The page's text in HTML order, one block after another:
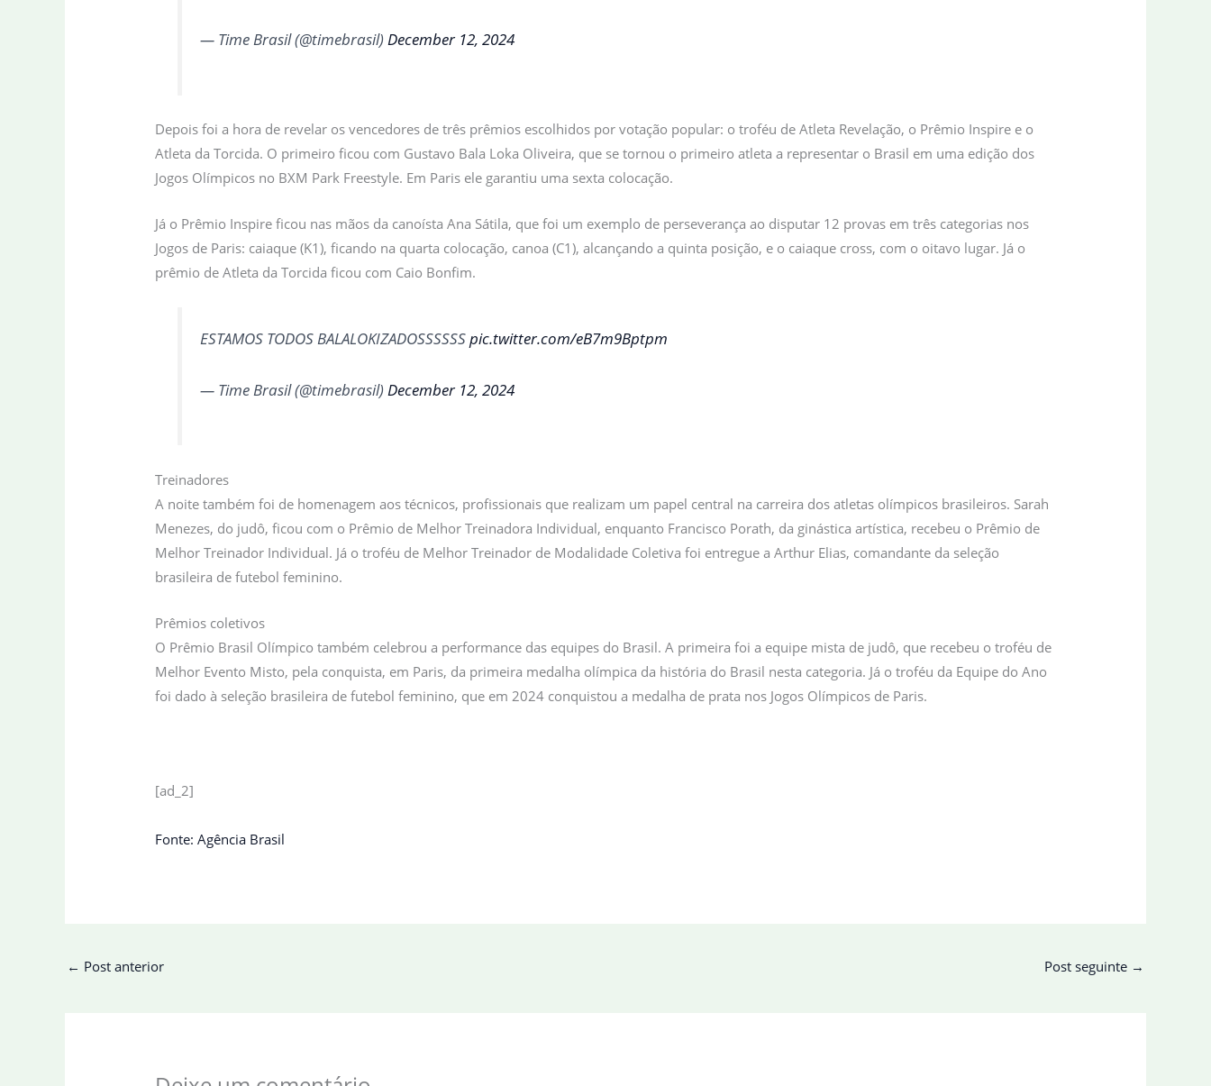
— Time Brasil (@timebrasil)December 12, 2024
Depois foi a hora de revelar os vencedores de três prêmios escolhidos por votação popular: o troféu de Atleta Revelação, o Prêmio Inspire e o
Atleta da Torcida. O primeiro ficou com Gustavo Bala Loka Oliveira, que se tornou o primeiro atleta a representar o Brasil em uma edição dos
Jogos Olímpicos no BXM Park Freestyle. Em Paris ele garantiu uma sexta colocação.
Já o Prêmio Inspire ficou nas mãos da canoísta Ana Sátila, que foi um exemplo de perseverança ao disputar 12 provas em três categorias nos
Jogos de Paris: caiaque (K1), ficando na quarta colocação, canoa (C1), alcançando a quinta posição, e o caiaque cross, com o oitavo lugar. Já o
prêmio de Atleta da Torcida ficou com Caio Bonfim.
ESTAMOS TODOS BALALOKIZADOSSSSSSpic.twitter.com/eB7m9Bptpm
— Time Brasil (@timebrasil) December 12, 2024
Treinadores
A noite também foi de homenagem aos técnicos, profissionais que realizam um papel central na carreira dos atletas olímpicos brasileiros. Sarah
Menezes, do judô, ficou com o Prêmio de Melhor Treinadora Individual, enquanto Francisco Porath, da ginástica artística, recebeu o Prêmio de
Melhor Treinador Individual. Já o troféu de Melhor Treinador de Modalidade Coletiva foi entregue a Arthur Elias, comandante da seleção
brasileira de futebol feminino.
Prêmios coletivos
O Prêmio Brasil Olímpico também celebrou a performance das equipes do Brasil. A primeira foi a equipe mista de judô, que recebeu o troféu de
Melhor Evento Misto, pela conquista, em Paris, da primeira medalha olímpica da história do Brasil nesta categoria. Já o troféu da Equipe do Ano
foi dado à seleção brasileira de futebol feminino, que em 2024 conquistou a medalha de prata nos Jogos Olímpicos de Paris.
[ad_2]
Fonte: Agência Brasil
← Post anterior Post seguinte →